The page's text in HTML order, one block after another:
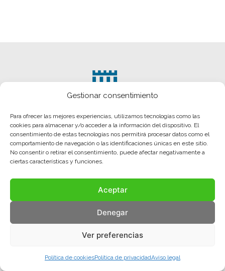
Gestionar consentimiento
Para ofrecer las mejores experiencias, utilizamos tecnologías como las
cookies para almacenar y/o acceder a la información del dispositivo. El
consentimiento de estas tecnologías nos permitirá procesar datos como el
comportamiento de navegación o las identificaciones únicas en este sitio.
No consentir o retirar el consentimiento, puede afectar negativamente a
ciertas características y funciones.
Aceptar
Denegar
Ver preferencias
Política de cookiesPolítica de privacidadAviso legal
Política de privacidad
Todos los derechos reservados